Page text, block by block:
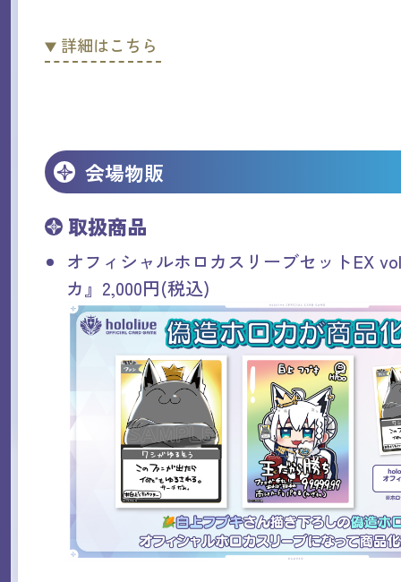
詳細はこちら
会場物販
取扱商品
オフィシャルホロカスリーブセットEX
カ』2,000円(税込)